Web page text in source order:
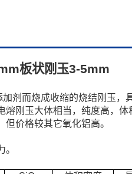
板状刚玉3-5mm
剂而烧成收缩的烧结刚玉，
刚玉大体相当，纯度高，
价格较其它氧化铝高。